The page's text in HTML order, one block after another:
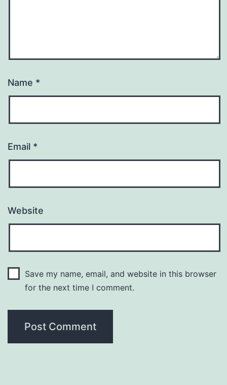
Name *
Email *
Website
Save my name, email, and website in this browser
for the next time I comment.